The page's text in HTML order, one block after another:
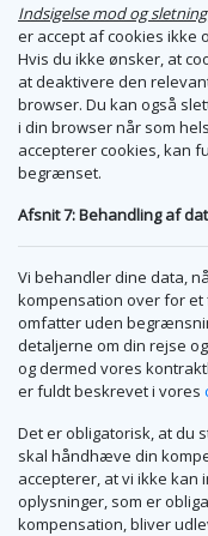
Indsigelse mod og
er accept af cookies ikke
Hvis du ikke ønsker, at
at deaktivere den
browser. Du kan også
i din browser når som
accepterer cookies, kan
begrænset.
Afsnit 7: Behandling af
Vi behandler dine data,
kompensation over for
omfatter uden
detaljerne om din rejse
og dermed vores
er fuldt beskrevet i vores
Det er obligatorisk, at du
skal håndhæve din
accepterer, at vi ikke kan
oplysninger, som er
kompensation, bliver